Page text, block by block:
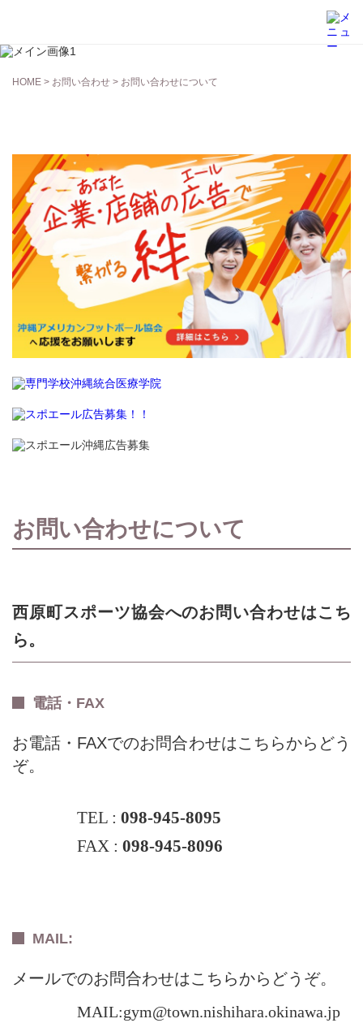
HOME > お問い合わせ > お問い合わせについて
お問い合わせについて
西原町スポーツ協会へのお問い合わせはこち
ら。
電話・FAX
お電話・FAXでのお問合わせはこちらからどう
ぞ。
TEL : 098-945-8095
FAX : 098-945-8096
MAIL:
メールでのお問合わせはこちらからどうぞ。
MAIL:gym@town.nishihara.okinawa.jp